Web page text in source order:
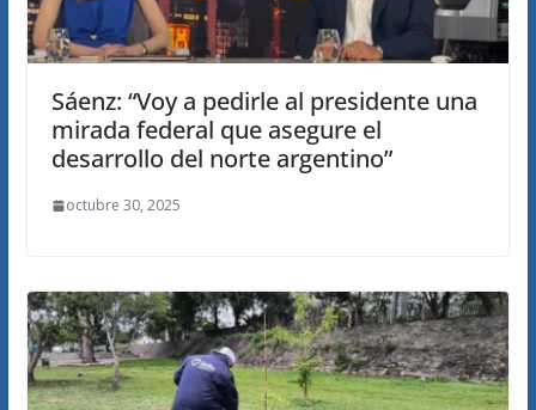
Sáenz: “Voy a pedirle al presidente una
mirada federal que asegure el
desarrollo del norte argentino”
octubre 30, 2025